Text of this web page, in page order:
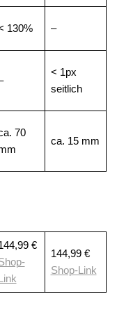
130% –
< 1px
seitlich
70
ca. 15 mm
€
144,99 €
Shop-Link